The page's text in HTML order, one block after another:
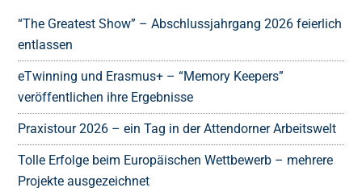
“The Greatest Show” – Abschlussjahrgang 2026 feierlich
entlassen
eTwinning und Erasmus+ – “Memory Keepers”
veröffentlichen ihre Ergebnisse
Praxistour 2026 – ein Tag in der Attendorner Arbeitswelt
Tolle Erfolge beim Europäischen Wettbewerb – mehrere
Projekte ausgezeichnet